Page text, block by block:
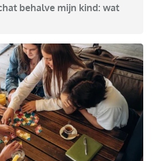
behalve mijn kind: wat